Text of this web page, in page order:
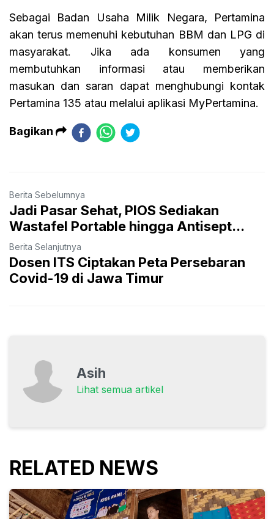
Sebagai Badan Usaha Milik Negara, Pertamina
akan terus memenuhi kebutuhan BBM dan LPG di
masyarakat. Jika ada konsumen yang
membutuhkan informasi atau memberikan
masukan dan saran dapat menghubungi kontak
Pertamina 135 atau melalui aplikasi MyPertamina.
Bagikan
Berita Sebelumnya
Jadi Pasar Sehat, PIOS Sediakan
Wastafel Portable hingga Antisept...
Berita Selanjutnya
Dosen ITS Ciptakan Peta Persebaran
Covid-19 di Jawa Timur
Asih
Lihat semua artikel
RELATED NEWS